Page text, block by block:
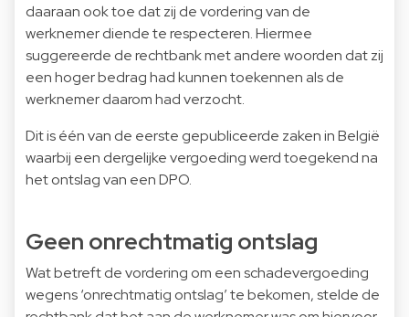
daaraan ook toe dat zij de vordering van de
werknemer diende te respecteren. Hiermee
suggereerde de rechtbank met andere woorden dat zij
een hoger bedrag had kunnen toekennen als de
werknemer daarom had verzocht.
Dit is één van de eerste gepubliceerde zaken in België
waarbij een dergelijke vergoeding werd toegekend na
het ontslag van een DPO.
Geen onrechtmatig ontslag
Wat betreft de vordering om een schadevergoeding
wegens ‘onrechtmatig ontslag’ te bekomen, stelde de